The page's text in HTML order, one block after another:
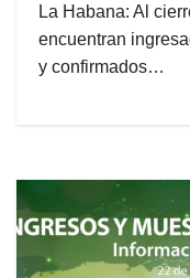
La Habana: Al
encuentran
y confirmados…